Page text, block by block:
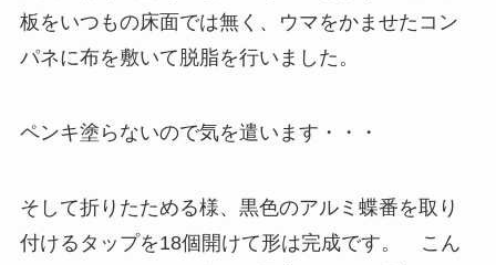
板をいつもの床面では無く、ウマをかませたコン
パネに布を敷いて脱脂を行いました。
ペンキ塗らないので気を遣います・・・
そして折りたためる様、黒色のアルミ蝶番を取り
付けるタップを18個開けて形は完成です。 こん